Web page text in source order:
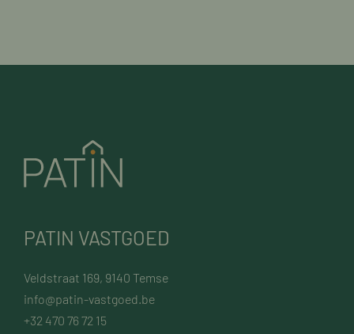
PATIN VASTGOED
Veldstraat 169, 9140 Temse
info@patin-vastgoed.be
+32 470 76 72 15